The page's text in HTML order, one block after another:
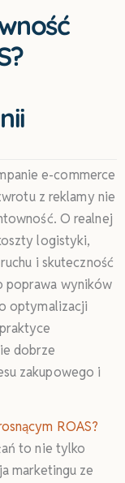
e-commerce
z reklamy nie
O realnej
logistyki,
i skuteczność
poprawa wyników
optymalizacji
dobrze
zakupowego i
ROAS?
to nie tylko
marketingu ze